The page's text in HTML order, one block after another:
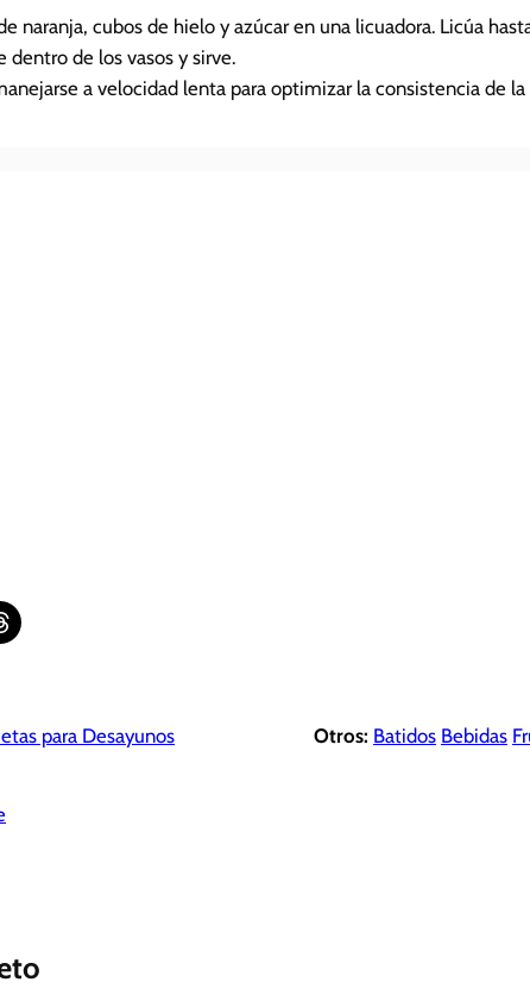
naranja, cubos de hielo y azúcar en una licuadora. Licúa
dentro de los vasos y sirve.
a velocidad lenta para optimizar la consistencia de
on Threads
para Desayunos Otros: Batidos Bebidas